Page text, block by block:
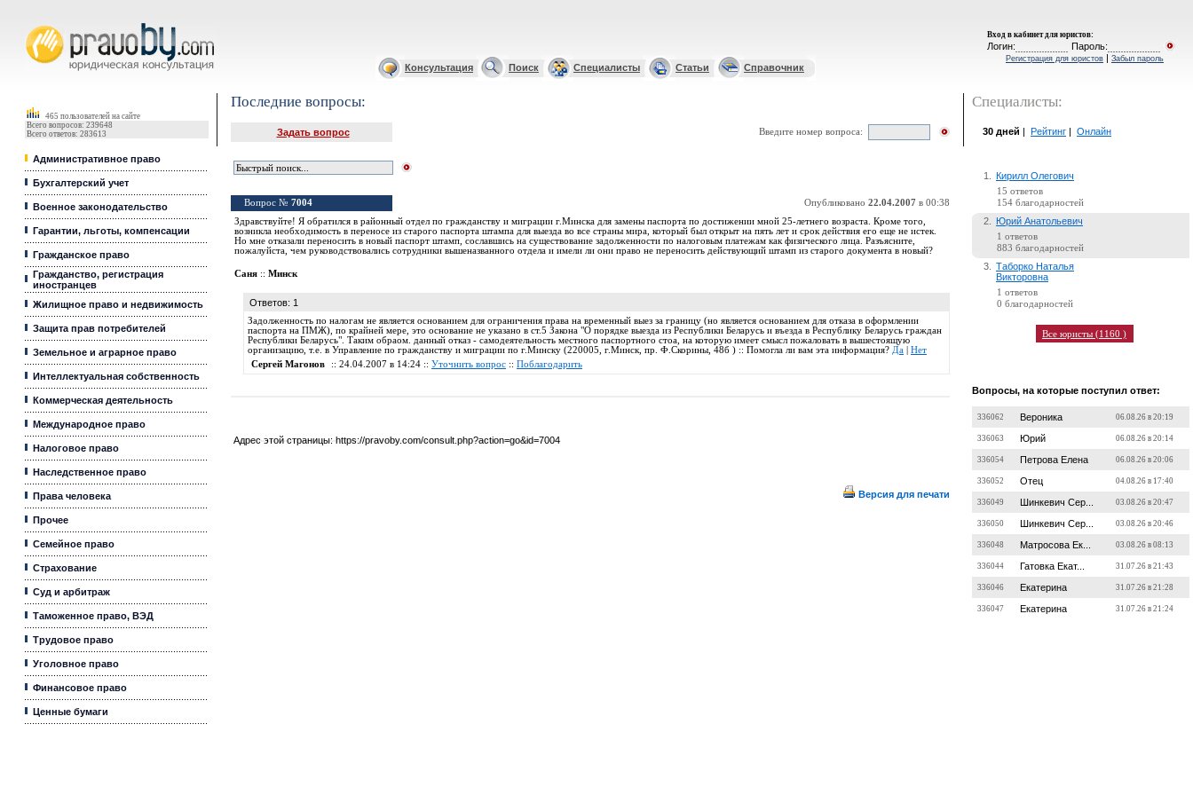
Вход в кабинет для юристов:
Логин: Пароль:
Регистрация для юристов | Забыл пароль
Консультация Поиск Специалисты Статьи Справочник
465 пользователей на сайте
Всего вопросов: 239648
Всего ответов: 283613
Административное право
Бухгалтерский учет
Военное законодательство
Гарантии, льготы, компенсации
Гражданское право
Гражданство, регистрация
иностранцев
Жилищное право и недвижимость
Защита прав потребителей
Земельное и аграрное право
Интеллектуальная собственность
Коммерческая деятельность
Международное право
Налоговое право
Наследственное право
Права человека
Прочее
Семейное право
Страхование
Суд и арбитраж
Таможенное право, ВЭД
Трудовое право
Уголовное право
Финансовое право
Ценные бумаги
Последние вопросы:
Задать вопрос Введите номер вопроса:
Вопрос № 7004 Опубликовано 22.04.2007 в 00:38
Здравствуйте! Я обратился в районный отдел по гражданству и миграции г.Минска для замены паспорта по достижении мной 25-летнего возраста. Кроме того,
возникла необходимость в переносе из старого паспорта штампа для выезда во все страны мира, который был открыт на пять лет и срок действия его еще не истек.
Но мне отказали переносить в новый паспорт штамп, сославшись на существование задолженности по налоговым платежам как физического лица. Разъясните,
пожалуйста, чем руководствовались сотрудники вышеназванного отдела и имели ли они право не переносить действующий штамп из старого документа в новый?
Саня :: Минск
Ответов: 1
Задолженность по налогам не является основанием для ограничения права на временный выез за границу (но является основанием для отказа в оформлении
паспорта на ПМЖ), по крайней мере, это основание не указано в ст.5 Закона "О порядке выезда из Республики Беларусь и въезда в Республику Беларусь граждан
Республики Беларусь". Таким обраом. данный отказ - самодеятельность местного паспортного стоа, на которую имеет смысл пожаловать в вышестоящую
организацию, т.е. в Управление по гражданству и миграции по г.Минску (220005, г.Минск, пр. Ф.Скорины, 48б ) :: Помогла ли вам эта информация? Да
Нет
Сергей Магонов
:: 24.04.2007 в 14:24 :: Уточнить вопрос :: Поблагодарить
Адрес этой страницы: https://pravoby.com/consult.php?action=go&id=7004
Версия для печати
Специалисты:
30 дней Рейтинг Онлайн
1. Кирилл Олегович
15 ответов
154 благодарностей
2. Юрий Анатольевич
1 ответов
883 благодарностей
3.
Таборко Наталья
Викторовна
1 ответов
0 благодарностей
Все юристы (1160 )
Вопросы, на которые поступил ответ:
336062 Вероника 06.08.26 в 20:19
336063 Юрий 06.08.26 в 20:14
336054 Петрова Елена 06.08.26 в 20:06
336052 Отец 04.08.26 в 17:40
336049 Шинкевич Сер... 03.08.26 в 20:47
336050 Шинкевич Сер... 03.08.26 в 20:46
336048 Матросова Ек... 03.08.26 в 08:13
336044 Гатовка Екат... 31.07.26 в 21:43
336046 Екатерина 31.07.26 в 21:28
336047 Екатерина 31.07.26 в 21:24